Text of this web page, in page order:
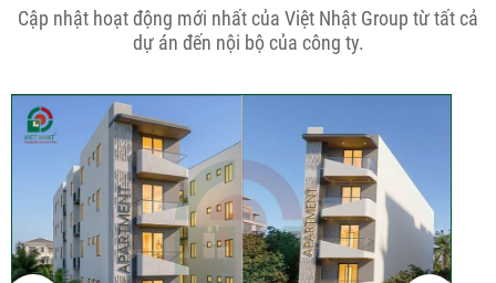
THÔNG BÁO KẾ HOẠCH TĂNG ĐƠN
GIÁ XÂY DỰNG NHÀ...
Thép Râu Tường – Kinh Nghiệm Thi
Công Chuẩn Kỹ...
10 Vị Trí Nên Xây Gạch Đinh – Chủ
Đầu...
Cập nhật hoạt động mới nhất của Việt Nhật Group từ tất cả
dự án đến nội bộ của công ty.